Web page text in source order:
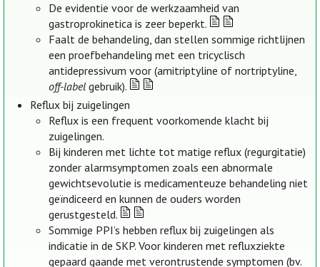
De evidentie voor de werkzaamheid van
gastroprokinetica is zeer beperkt.
Faalt de behandeling, dan stellen sommige richtlijnen
een proefbehandeling met een tricyclisch
antidepressivum voor (amitriptyline of nortriptyline,
off-label gebruik).
Reflux bij zuigelingen
Reflux is een frequent voorkomende klacht bij
zuigelingen.
Bij kinderen met lichte tot matige reflux (regurgitatie)
zonder alarmsymptomen zoals een abnormale
gewichtsevolutie is medicamenteuze behandeling niet
geïndiceerd en kunnen de ouders worden
gerustgesteld.
Sommige PPI’s hebben reflux bij zuigelingen als
indicatie in de SKP. Voor kinderen met refluxziekte
gepaard gaande met verontrustende symptomen (bv.